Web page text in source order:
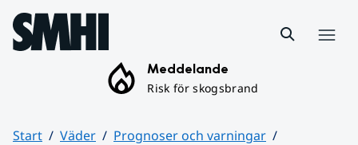
Hoppa till sidans innehåll
Meddelande
Risk för skogsbrand
Start Väder
Prognoser och varningar